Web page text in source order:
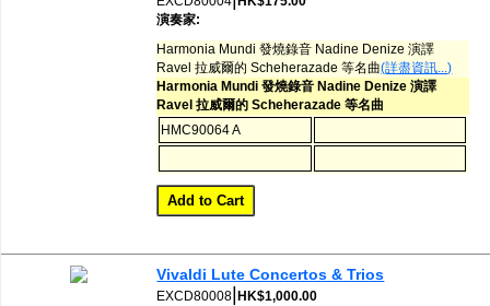
演奏家:
Harmonia Mundi 發燒錄音 Nadine Denize 演譯
Ravel 拉威爾的 Scheherazade 等名曲(詳盡資訊...)
Harmonia Mundi 發燒錄音 Nadine Denize 演譯
Ravel 拉威爾的 Scheherazade 等名曲
HMC90064 A
Vivaldi Lute Concertos & Trios
EXCD80008 |HK$1,000.00